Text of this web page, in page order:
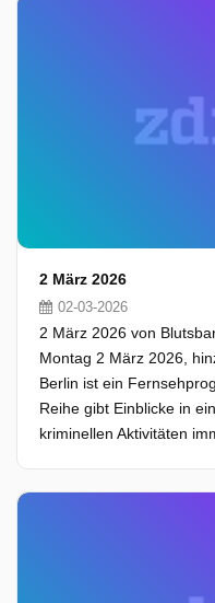
2 März 2026
02-03-2026
2 März 2026 von
Montag 2 März 2026,
Berlin ist ein
Reihe gibt Einblicke in
kriminellen Aktivitäten